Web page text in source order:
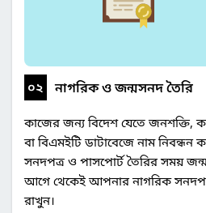
০২ নাগরিক ও জন্মসনদ তৈরি
কাজের জন্য বিদেশ যেতে জনশক্তি,
বা বিএমইটি ডাটাবেজে নাম
সনদপত্র ও পাসপোর্ট তৈরির সময়
আগে থেকেই আপনার নাগরিক
রাখুন।